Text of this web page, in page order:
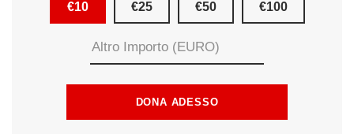
€10 €25 €50 €100